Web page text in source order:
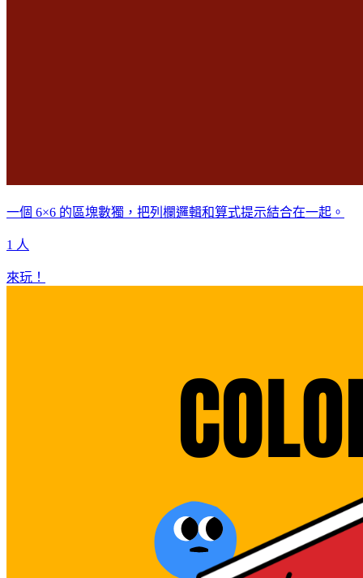
一個 6×6 的區塊數獨，把列欄邏輯和算式提示結合在一起。
1 人
來玩！